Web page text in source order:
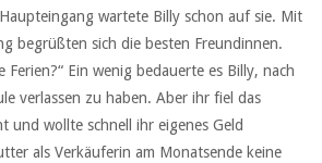
wartete Billy schon auf sie. Mit
begrüßten sich die besten Freundinnen.
Ferien?“ Ein wenig bedauerte es Billy, nach
verlassen zu haben. Aber ihr fiel das
und wollte schnell ihr eigenes Geld
als Verkäuferin am Monatsende keine